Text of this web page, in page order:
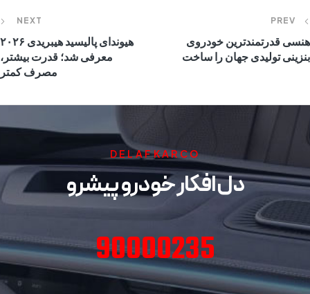
PREV
هنسی قدرتمندترین خودروی
بنزینی تولیدی جهان را ساخت
NEXT
هیوندای پالیسید هیبریدی ۲۰۲۶
معرفی شد؛ قدرت بیشتر،
مصرف کمتر
DELAFKARCO
دل افکار خودرو پیشرو
90000235